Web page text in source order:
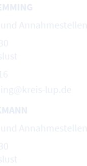
Annahmestellen
lup.de
Annahmestellen